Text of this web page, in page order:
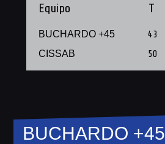
Equipo T
BUCHARDO +45 43
CISSAB 50
BUCHARDO +45